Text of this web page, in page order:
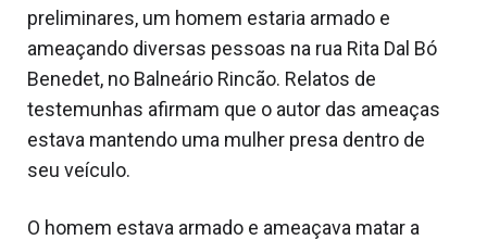
preliminares, um homem estaria armado e
ameaçando diversas pessoas na rua Rita Dal Bó
Benedet, no Balneário Rincão. Relatos de
testemunhas afirmam que o autor das ameaças
estava mantendo uma mulher presa dentro de
seu veículo.
O homem estava armado e ameaçava matar a